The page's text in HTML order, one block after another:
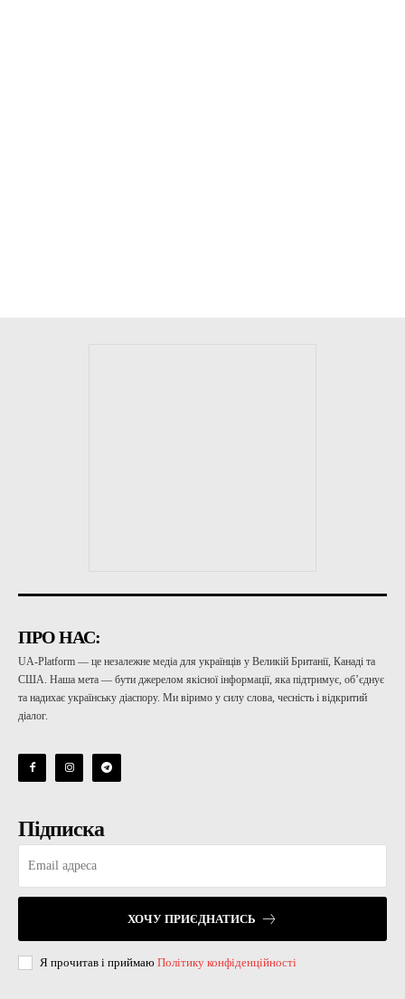
ПРО НАС:
UA-Platform — це незалежне медіа для українців у Великій Британії, Канаді та
США. Наша мета — бути джерелом якісної інформації, яка підтримує, об’єднує
та надихає українську діаспору. Ми віримо у силу слова, чесність і відкритий
діалог.
Підписка
ХОЧУ ПРИЄДНАТИСЬ
Я прочитав і приймаю Політику конфіденційності